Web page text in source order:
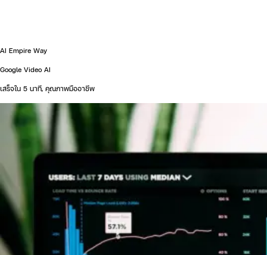
AI Empire Way
Google Video AI
เสร็จใน 5 นาที, คุณภาพมืออาชีพ